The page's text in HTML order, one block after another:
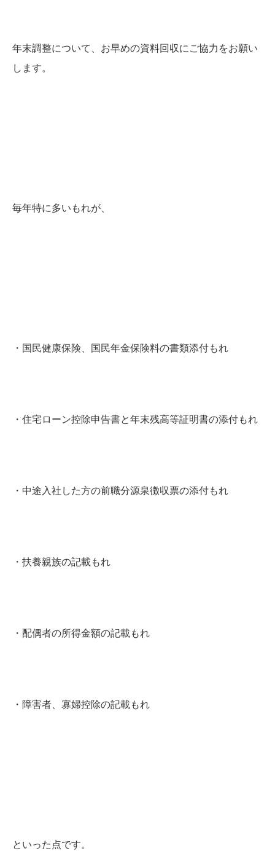
年末調整について、お早めの資料回収にご協力をお願い
します。
毎年特に多いもれが、
・国民健康保険、国民年金保険料の書類添付もれ
・住宅ローン控除申告書と年末残高等証明書の添付もれ
・中途入社した方の前職分源泉徴収票の添付もれ
・扶養親族の記載もれ
・配偶者の所得金額の記載もれ
・障害者、寡婦控除の記載もれ
といった点です。